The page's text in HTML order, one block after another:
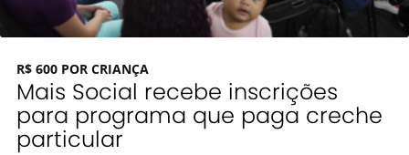
R$ 600 POR CRIANÇA
Mais Social recebe inscrições
para programa que paga creche
particular